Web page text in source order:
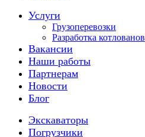
Услуги
Грузоперевозки
Разработка котлованов
Вакансии
Наши работы
Партнерам
Новости
Блог
Экскаваторы
Погрузчики